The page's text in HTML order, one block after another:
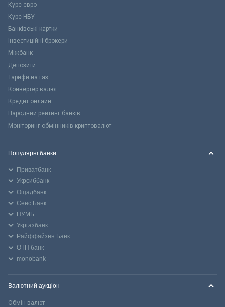
Курс євро
Курс НБУ
Банківські картки
Інвестиційні брокери
Міжбанк
Депозити
Тарифи на газ
Конвертер валют
Кредит онлайн
Народний рейтинг банків
Моніторинг обмінників криптовалют
Популярні банки
Приватбанк
Укрсиббанк
Ощадбанк
Сенс Банк
ПУМБ
Укргазбанк
Райффайзен Банк
ОТП банк
monobank
Валютний аукціон
Обмін валют